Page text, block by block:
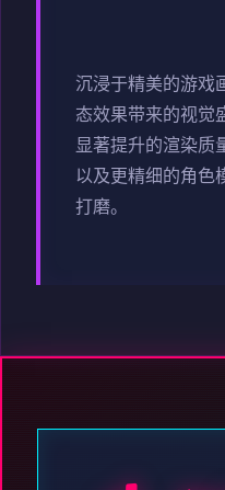
沉浸于精美的游戏
态效果带来的视觉
显著提升的渲染质
以及更精细的角色
打磨。